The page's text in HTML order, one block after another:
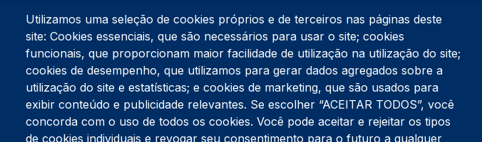
Endereço Postal
Apartado 42
Rua Gil Eanes 31
3834-908 Gafanha da Nazaré
Estúdios
Rua Prior Guerra
Edifício do Centro Cultural da Gafanha da Nazaré
3830-556 Gafanha da Nazaré
País
Praça
Pub
Saúde
Sociedade
Utilizamos uma seleção de cookies próprios e de terceiros nas páginas deste
site: Cookies essenciais, que são necessários para usar o site; cookies
funcionais, que proporcionam maior facilidade de utilização na utilização do site;
cookies de desempenho, que utilizamos para gerar dados agregados sobre a
utilização do site e estatísticas; e cookies de marketing, que são usados para
exibir conteúdo e publicidade relevantes. Se escolher “ACEITAR TODOS”, você
concorda com o uso de todos os cookies. Você pode aceitar e rejeitar os tipos
de cookies individuais e revogar seu consentimento para o futuro a qualquer